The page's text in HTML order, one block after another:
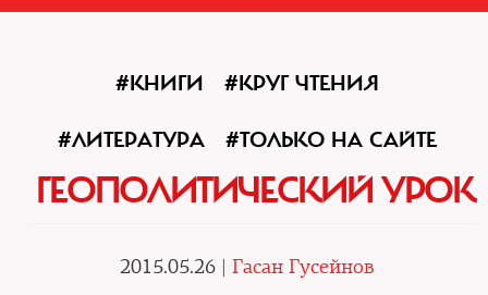
#КНИГИ #КРУГ ЧТЕНИЯ
#ЛИТЕРАТУРА #ТОЛЬКО НА САЙТЕ
ГЕОПОЛИТИЧЕСКИЙ УРОК
2015.05.26 | Гасан Гусейнов